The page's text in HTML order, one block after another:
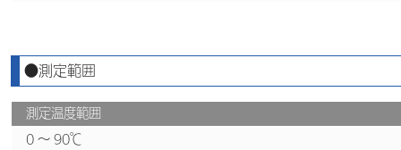
●測定範囲
測定温度範囲
0 ～ 90℃